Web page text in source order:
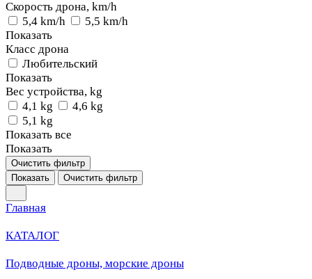
Скорость дрона, km/h
5,4 km/h
5,5 km/h
Показать
Класс дрона
Любительский
Показать
Вес устройства, kg
4,1 kg
4,6 kg
5,1 kg
Показать все
Показать
Очистить фильтр
Показать
Очистить фильтр
Главная
КАТАЛОГ
Подводные дроны, морские дроны